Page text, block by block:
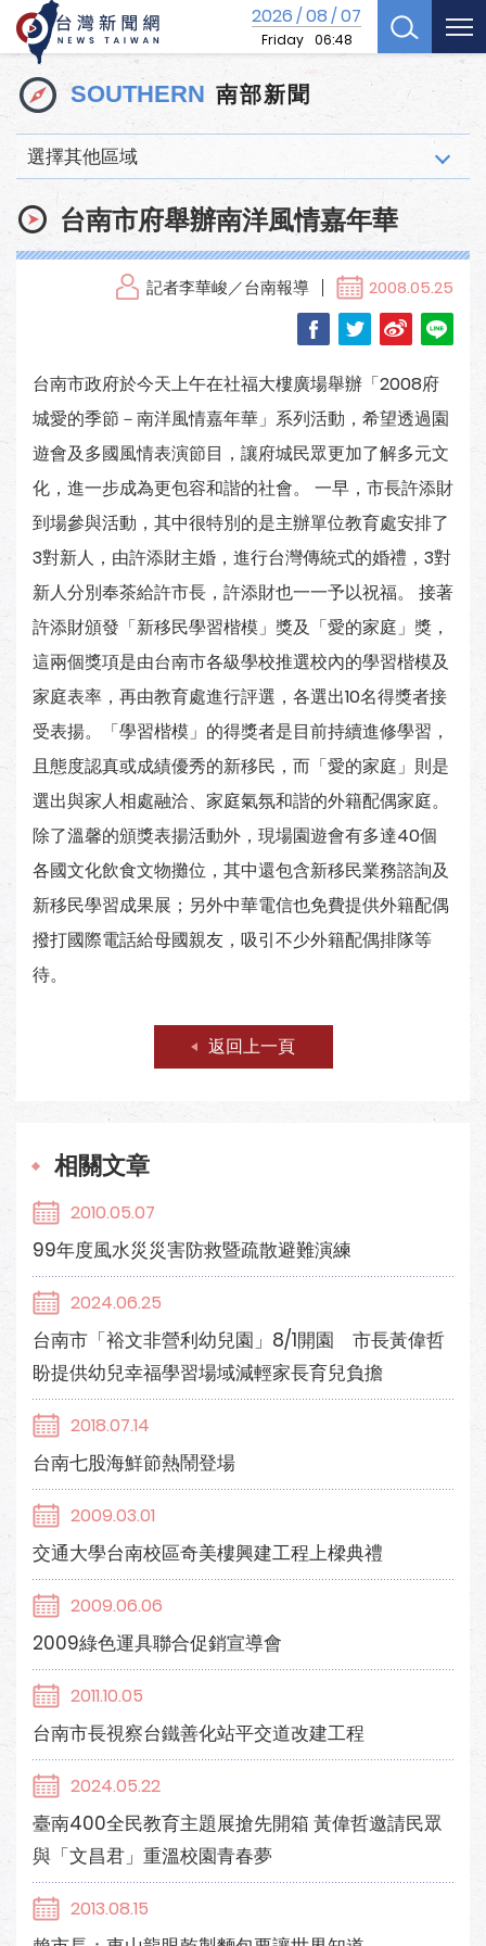
2026/08/07
Friday 06:48
SOUTHERN 南部新聞
選擇其他區域
台南市府舉辦南洋風情嘉年華
記者李華峻／台南報導 2008.05.25
台南市政府於今天上午在社福大樓廣場舉辦「2008府
城愛的季節－南洋風情嘉年華」系列活動，希望透過園
遊會及多國風情表演節目，讓府城民眾更加了解多元文
化，進一步成為更包容和諧的社會。 一早，市長許添財
到場參與活動，其中很特別的是主辦單位教育處安排了
3對新人，由許添財主婚，進行台灣傳統式的婚禮，3對
新人分別奉茶給許市長，許添財也一一予以祝福。 接著
許添財頒發「新移民學習楷模」獎及「愛的家庭」獎，
這兩個獎項是由台南市各級學校推選校內的學習楷模及
家庭表率，再由教育處進行評選，各選出10名得獎者接
受表揚。「學習楷模」的得獎者是目前持續進修學習，
且態度認真或成績優秀的新移民，而「愛的家庭」則是
選出與家人相處融洽、家庭氣氛和諧的外籍配偶家庭。
除了溫馨的頒獎表揚活動外，現場園遊會有多達40個
各國文化飲食文物攤位，其中還包含新移民業務諮詢及
新移民學習成果展；另外中華電信也免費提供外籍配偶
撥打國際電話給母國親友，吸引不少外籍配偶排隊等
待。
返回上一頁
相關文章
2010.05.07
99年度風水災災害防救暨疏散避難演練
2024.06.25
台南市「裕文非營利幼兒園」8/1開園 市長黃偉哲
盼提供幼兒幸福學習場域減輕家長育兒負擔
2018.07.14
台南七股海鮮節熱鬧登場
2009.03.01
交通大學台南校區奇美樓興建工程上樑典禮
2009.06.06
2009綠色運具聯合促銷宣導會
2011.10.05
台南市長視察台鐵善化站平交道改建工程
2024.05.22
臺南400全民教育主題展搶先開箱 黃偉哲邀請民眾
與「文昌君」重溫校園青春夢
2013.08.15